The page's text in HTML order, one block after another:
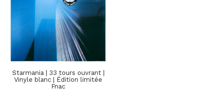
Starmania | 33 tours ouvrant |
Vinyle blanc | Édition limitée
Fnac